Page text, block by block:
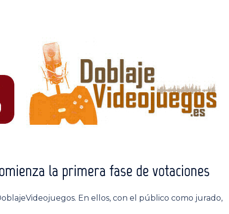
la primera fase de votaciones
En ellos, con el público como jurado,